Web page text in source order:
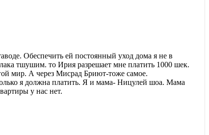
Обеспечить ей постоянный уход дома я не в
тшушим. то Ирия разрешает мне платить 1000 шек.
мир. А через Мисрад Бриют-тоже самое.
я должна платить. Я и мама- Ницулей шоа. Мама
у нас нет.